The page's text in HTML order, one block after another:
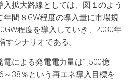
拡大路線としては、図１のよう
間８GW程度の導入量に市場規
程度を導入していき、2030年
すシナリオである。
電による発電電力量は1,500億
～38％という再エネ導入目標を